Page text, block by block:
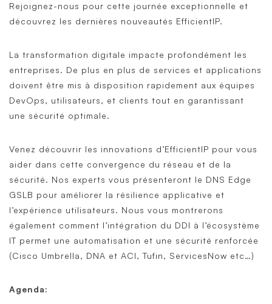
Rejoignez-nous pour cette journée exceptionnelle et
découvrez les dernières nouveautés EfficientIP.
La transformation digitale impacte profondément les
entreprises. De plus en plus de services et applications
doivent être mis à disposition rapidement aux équipes
DevOps, utilisateurs, et clients tout en garantissant
une sécurité optimale.
Venez découvrir les innovations d’EfficientIP pour vous
aider dans cette convergence du réseau et de la
sécurité. Nos experts vous présenteront le DNS Edge
GSLB pour améliorer la résilience applicative et
l’expérience utilisateurs. Nous vous montrerons
également comment l’intégration du DDI à l’écosystème
IT permet une automatisation et une sécurité renforcée
(Cisco Umbrella, DNA et ACI, Tufin, ServicesNow etc…)
Agenda: